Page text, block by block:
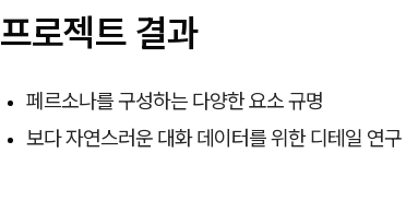
프로젝트 결과
페르소나를 구성하는 다양한 요소 규명
보다 자연스러운 대화 데이터를 위한 디테일 연구